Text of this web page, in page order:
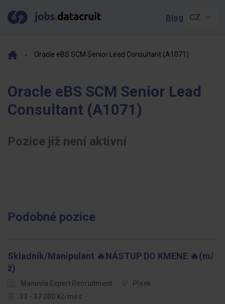
Blog
Oracle eBS SCM Senior Lead Consultant (A1071)
Oracle eBS SCM Senior Lead
Consultant (A1071)
Pozice již není aktivní
Podobné pozice
Skladník/Manipulant 🔥NÁSTUP DO KMENE 🔥(m/
ž)
Manuvia Expert Recruitment
Písek
33 - 37 000 Kč/měs